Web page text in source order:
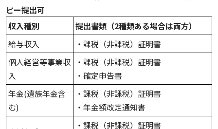
ピー提出可
収入種別
提出書類（2種類ある場合は両方）
給与収入
・課税（非課税）証明書
個人経営等事業収
入
・課税（非課税）証明書
・確定申告書
年金(遺族年金含
む)
・課税（非課税）証明書
・年金額改定通知書
・課税（非課税）証明書